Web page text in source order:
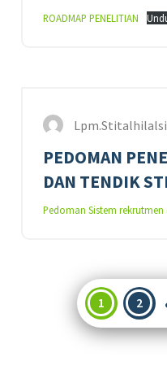
ROADMAP PENELITIAN
PEDOMAN
DAN TENDIK
Pedoman Sistem
Posts
1 2